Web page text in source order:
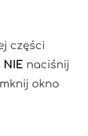
części
NIE naciśnij
okno